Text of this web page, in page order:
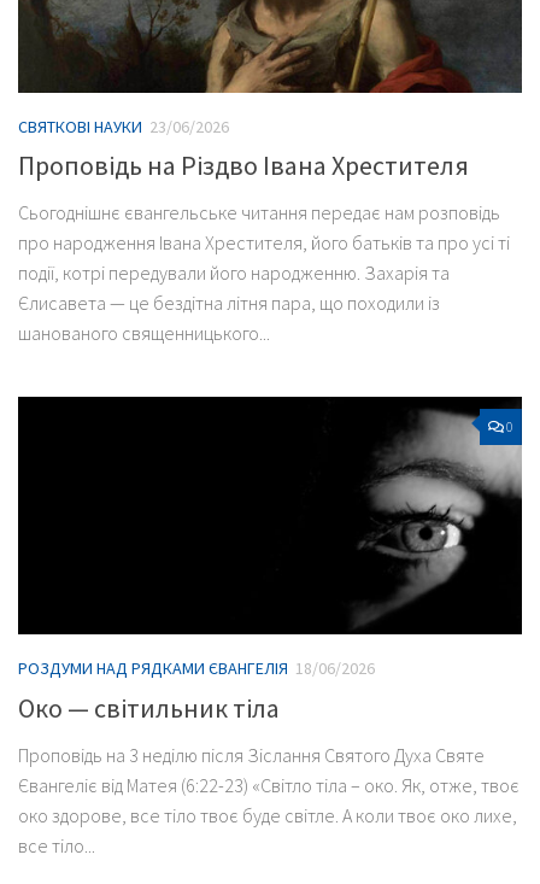
СВЯТКОВІ НАУКИ 23/06/2026
Проповідь на Різдво Івана Хрестителя
Сьогоднішнє євангельське читання передає нам розповідь
про народження Івана Хрестителя, його батьків та про усі ті
події, котрі передували його народженню. Захарія та
Єлисавета — це бездітна літня пара, що походили із
шанованого священницького...
0
РОЗДУМИ НАД РЯДКАМИ ЄВАНГЕЛІЯ 18/06/2026
Око — світильник тіла
Проповідь на 3 неділю після Зіслання Святого Духа Святе
Євангеліє від Матея (6:22-23) «Світло тіла – око. Як, отже, твоє
око здорове, все тіло твоє буде світле. А коли твоє око лихе,
все тіло...